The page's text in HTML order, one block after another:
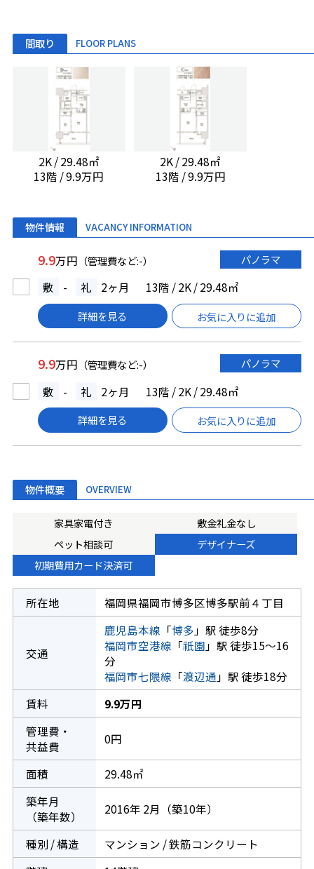
間取り FLOOR PLANS
2K / 29.48㎡
13階 / 9.9万円
2K / 29.48㎡
13階 / 9.9万円
物件情報 VACANCY INFORMATION
9.9万円 （管理費など:-） パノラマ
敷 - 礼 2ヶ月 13階 / 2K / 29.48㎡
詳細を見る お気に入りに追加
9.9万円 （管理費など:-） パノラマ
敷 - 礼 2ヶ月 13階 / 2K / 29.48㎡
詳細を見る お気に入りに追加
物件概要 OVERVIEW
家具家電付き
敷金礼金なし
ペット相談可
デザイナーズ
初期費用カード決済可
所在地 福岡県福岡市博多区博多駅前４丁目
交通
鹿児島本線 「博多 」駅 徒歩8分
福岡市空港線 「祇園 」駅 徒歩15～16
分
福岡市七隈線 「渡辺通 」駅 徒歩18分
賃料
9.9万円
管理費・
共益費
0円
面積
29.48㎡
築年月
（築年数）
2016年 2月（築10年）
種別 / 構造
マンション / 鉄筋コンクリート